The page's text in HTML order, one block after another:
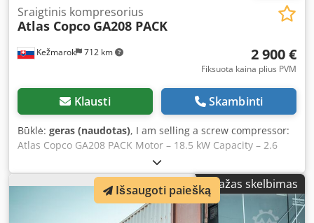
Kežmarok 712 km
Sraigtinis kompresorius
Atlas Copco GA208 PACK
2 900 €
Fiksuota kaina plius PVM
Klausti Skambinti
Būklė: geras (naudotas), I am selling a screw compressor:
Atlas Copco GA208 PACK Motor – 18.5 kW Capacity – 2.6
m³/min Maximum pressure – 8 bar Chodpfxjmk E Drs
Abhoa Dimensions: 2200 x 1140 x 1250 mm 38,370
operating hours Everything is in full working condition.
Mažas skelbimas
Išsaugoti paiešką